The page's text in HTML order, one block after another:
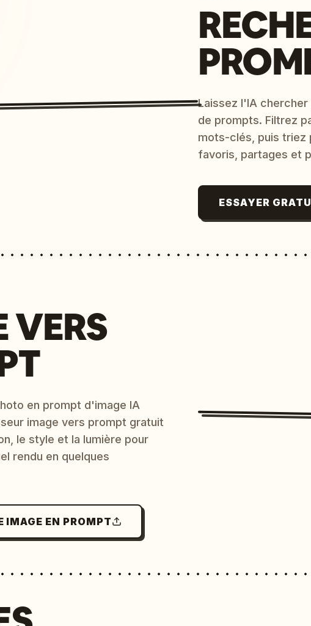
Laissez l'IA
de prompts. Filtrez
mots-clés, puis triez
favoris, partages et
ESSAYER
VERS
en prompt d'image IA
image vers prompt gratuit
le style et la lumière pour
rendu en quelques
IMAGE EN PROMPT